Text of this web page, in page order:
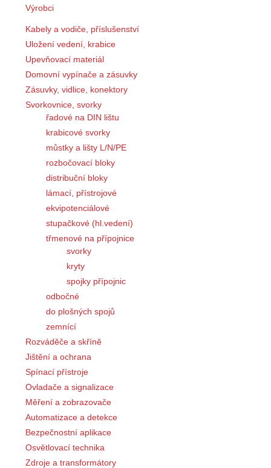
Výrobci
Kabely a vodiče, příslušenství
Uložení vedení, krabice
Upevňovací materiál
Domovní vypínače a zásuvky
Zásuvky, vidlice, konektory
Svorkovnice, svorky
řadové na DIN lištu
krabicové svorky
můstky a lišty L/N/PE
rozbočovací bloky
distribuční bloky
lámací, přístrojové
ekvipotenciálové
stupačkové (hl.vedení)
třmenové na přípojnice
svorky
kryty
spojky přípojnic
odbočné
do plošných spojů
zemnící
Rozváděče a skříně
Jištění a ochrana
Spínací přístroje
Ovladače a signalizace
Měření a zobrazovače
Automatizace a detekce
Bezpečnostní aplikace
Osvětlovací technika
Zdroje a transformátory